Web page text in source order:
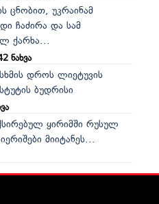
ცნობით, უკრაინამ
ჩაძირა და სამ
ქარხა...
ნახვა
დროს ლიეტუვის
ბუდრისი
ყირიმში რუსულ
მიიტანეს...